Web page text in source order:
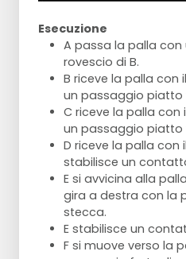
Esecuzione
A passa la palla con
rovescio di B.
B riceve la palla
un passaggio piatto
C riceve la palla
un passaggio piatto
D riceve la palla con
stabilisce un
E si avvicina alla
gira a destra con la
stecca.
E stabilisce un
F si muove verso la